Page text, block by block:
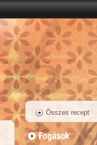
Összes recept